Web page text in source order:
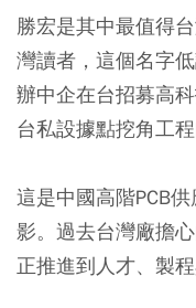
勝宏是其中最值得
灣讀者，這個名字
辦中企在台招募高
台私設據點挖角工
這是中國高階PCB
影。過去台灣廠擔
正推進到人才、製程